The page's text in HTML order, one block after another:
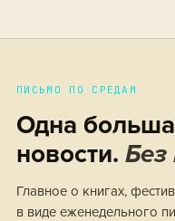
ПИСЬМО ПО СРЕДАМ
Одна
новости. Без
Главное о книгах,
в виде еженедельного